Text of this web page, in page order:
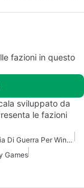
fazioni in questo
sviluppato da
le fazioni
Giochi Di Strategia Di Guerra Per Windows
Games